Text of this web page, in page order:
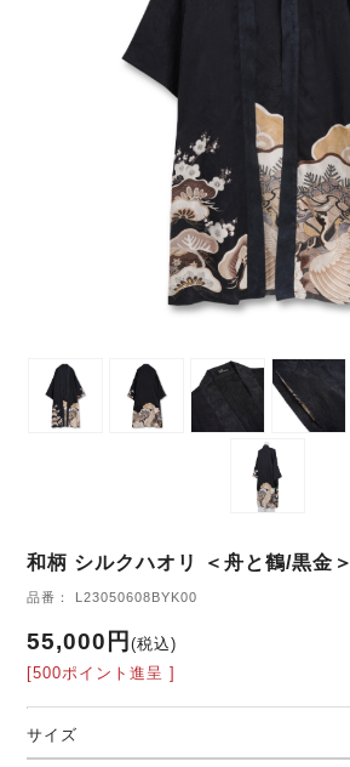
和柄 シルクハオリ ＜舟と鶴/黒金＞
品番： L23050608BYK00
55,000円(税込)
[500ポイント進呈 ]
サイズ